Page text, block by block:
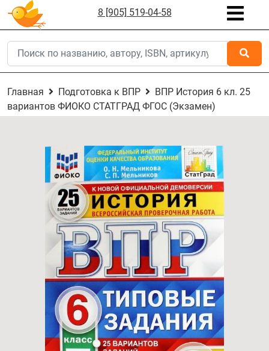
8 [905] 519-04-58
Главная Подготовка к ВПР
ВПР История 6 кл. 25
вариантов ФИОКО СТАТГРАД ФГОС (Экзамен)